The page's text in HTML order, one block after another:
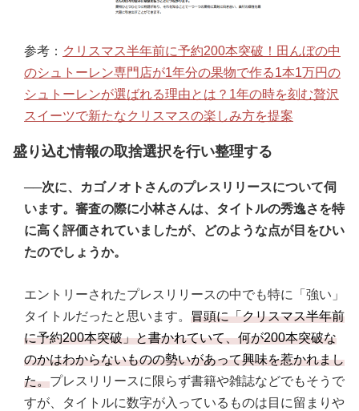
参考： クリスマス半年前に予約200本突破！田んぼの中
のシュトーレン専門店が1年分の果物で作る1本1万円の
シュトーレンが選ばれる理由とは？1年の時を刻む贅沢
スイーツで新たなクリスマスの楽しみ方を提案
盛り込む情報の取捨選択を行い整理する
──次に、カゴノオトさんのプレスリリースについて伺
います。審査の際に小林さんは、タイトルの秀逸さを特
に高く評価されていましたが、どのような点が目をひい
たのでしょうか。
エントリーされたプレスリリースの中でも特に「強い」
タイトルだったと思います。 冒頭に「クリスマス半年前
に予約200本突破」と書かれていて、何が200本突破な
のかはわからないものの勢いがあって興味を惹かれまし
た。プレスリリースに限らず書籍や雑誌などでもそうで
すが、タイトルに数字が入っているものは目に留まりや